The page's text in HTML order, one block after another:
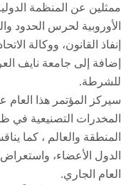
ممثلين عن المنظمة
الأوروبية لحرس الحدود
إنفاذ القانون، ووكالة
إضافة إلى جامعة نايف
للشرطة.
سيركز المؤتمر هذا العام
المخدرات التصنيعية في
المنطقة والعالم ، كما
الدول الأعضاء،
العام الجاري.